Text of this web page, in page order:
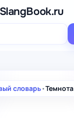
SlangBook.ru
словарь•Темнота